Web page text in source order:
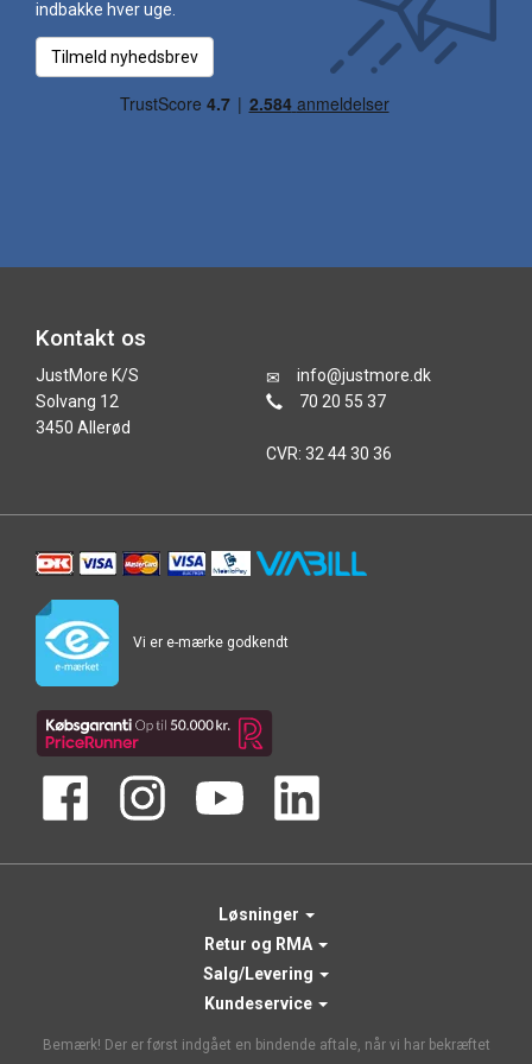
indbakke hver uge.
Tilmeld nyhedsbrev
Kontakt os
JustMore K/S
Solvang 12
3450 Allerød
info@justmore.dk
70 20 55 37
CVR: 32 44 30 36
Vi er e-mærke godkendt
Løsninger
Retur og RMA
Salg/Levering
Kundeservice
Bemærk! Der er først indgået en bindende aftale, når vi har bekræftet